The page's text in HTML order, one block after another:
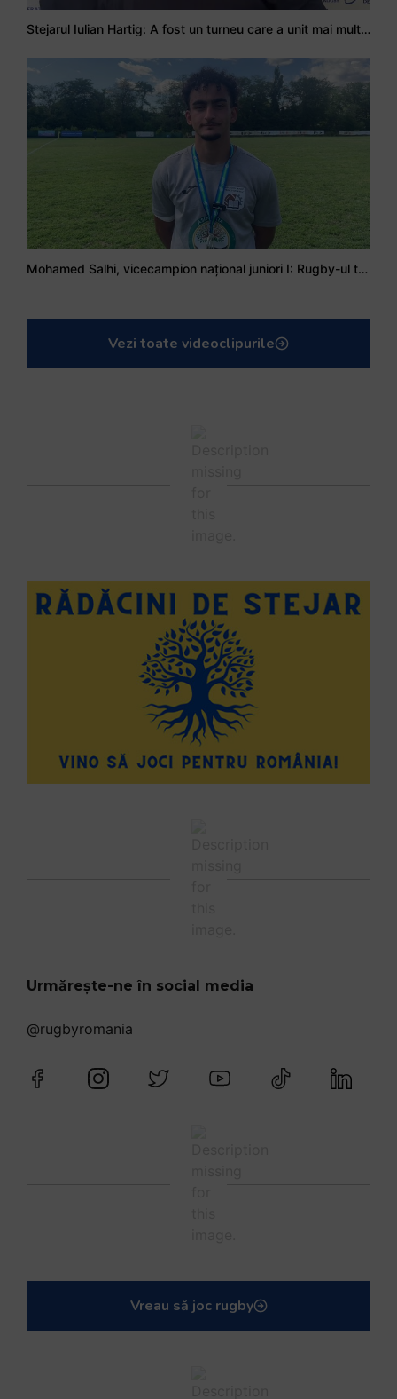
Stejarul Iulian Hartig: A fost un turneu care a unit mai mult echipa
Mohamed Salhi, vicecampion național juniori I: Rugby-ul te învață să accepți și înfrângerile
Vezi toate videoclipurile
Urmărește-ne în social media
@rugbyromania
Vreau să joc rugby